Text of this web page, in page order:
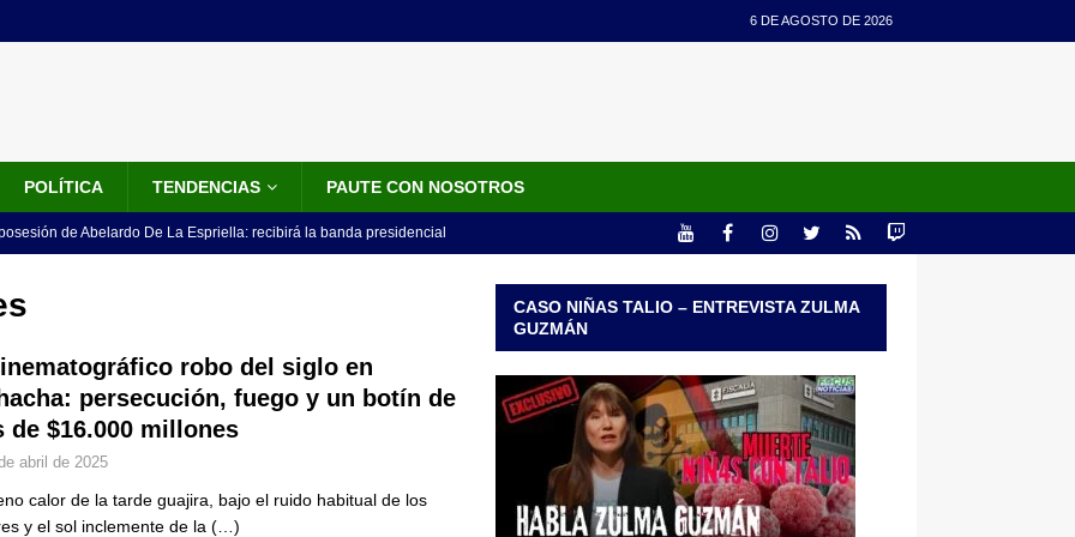
6 DE AGOSTO DE 2026
POLÍTICA TENDENCIAS PAUTE CON NOSOTROS
de Abelardo De La Espriella: recibirá la banda presidencial
no asistirá a la posesión de Abelardo de la Espriella y llama a
LO ÚLTIMO
detrás de la banda presidencial que portará Abelardo De La
de un sastre colombiano reconocido en el mundo
Fiscalía amplía investigación por presunto lavado de activos y
robo del siglo en
persecución, fuego y un botín de
de $16.000 millones
abril de 2025
calor de la tarde guajira, bajo el ruido habitual de los
y el sol inclemente de la (…)
CASO NIÑAS TALIO – ENTREVISTA ZULMA
GUZMÁN